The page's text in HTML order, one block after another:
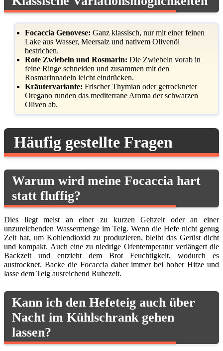
Focaccia Genovese: Ganz klassisch, nur mit einer feinen
Lake aus Wasser, Meersalz und nativem Olivenöl
bestrichen.
Rote Zwiebeln und Rosmarin: Die Zwiebeln vorab in
feine Ringe schneiden und zusammen mit den
Rosmarinnadeln leicht eindrücken.
Kräutervariante: Frischer Thymian oder getrockneter
Oregano runden das mediterrane Aroma der schwarzen
Oliven ab.
Häufig gestellte Fragen
Warum wird meine Focaccia hart
statt fluffig?
Dies liegt meist an einer zu kurzen Gehzeit oder an einer
unzureichenden Wassermenge im Teig. Wenn die Hefe nicht genug
Zeit hat, um Kohlendioxid zu produzieren, bleibt das Gerüst dicht
und kompakt. Auch eine zu niedrige Ofentemperatur verlängert die
Backzeit und entzieht dem Brot Feuchtigkeit, wodurch es
austrocknet. Backe die Focaccia daher immer bei hoher Hitze und
lasse dem Teig ausreichend Ruhezeit.
Kann ich den Hefeteig auch über
Nacht im Kühlschrank gehen
lassen?